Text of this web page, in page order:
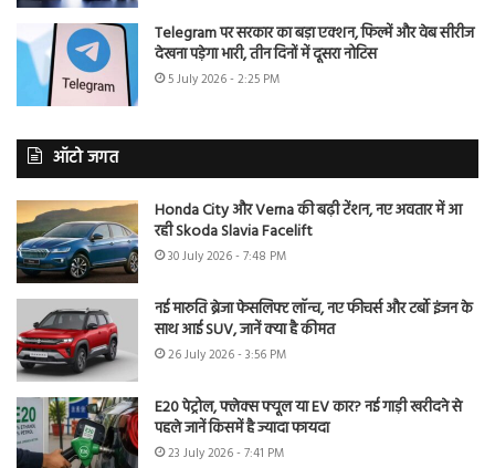
Telegram पर सरकार का बड़ा एक्शन, फिल्में और वेब सीरीज
देखना पड़ेगा भारी, तीन दिनों में दूसरा नोटिस
5 July 2026 - 2:25 PM
ऑटो जगत
Honda City और Verna की बढ़ी टेंशन, नए अवतार में आ
रही Skoda Slavia Facelift
30 July 2026 - 7:48 PM
नई मारुति ब्रेजा फेसलिफ्ट लॉन्च, नए फीचर्स और टर्बो इंजन के
साथ आई SUV, जानें क्या है कीमत
26 July 2026 - 3:56 PM
E20 पेट्रोल, फ्लेक्स फ्यूल या EV कार? नई गाड़ी खरीदने से
पहले जानें किसमें है ज्यादा फायदा
23 July 2026 - 7:41 PM